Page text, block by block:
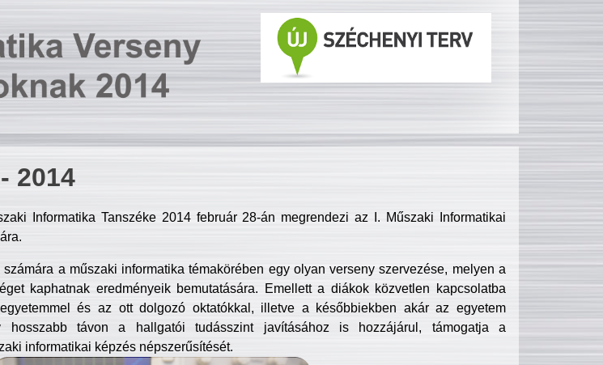
2014
Informatika Tanszéke 2014 február 28-án megrendezi az I. Műszaki Informatikai
a műszaki informatika témakörében egy olyan verseny szervezése, melyen a
kaphatnak eredményeik bemutatására. Emellett a diákok közvetlen kapcsolatba
és az ott dolgozó oktatókkal, illetve a későbbiekben akár az egyetem
hosszabb távon a hallgatói tudásszint javításához is hozzájárul, támogatja a
informatikai képzés népszerűsítését.